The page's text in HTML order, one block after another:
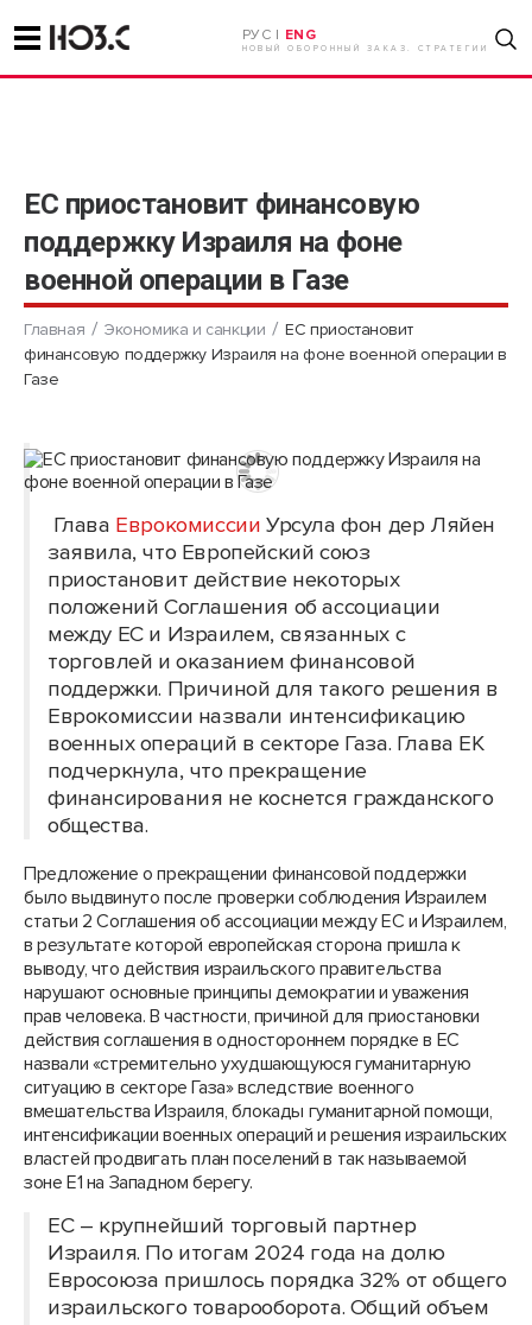
РУС | ENG
НОВЫЙ ОБОРОННЫЙ ЗАКАЗ. СТРАТЕГИИ
ЕС приостановит финансовую
поддержку Израиля на фоне
военной операции в Газе
Главная Экономика и санкции
ЕС приостановит
финансовую поддержку Израиля на фоне военной операции в
Газе
Глава ЕврокомиссииУрсула фон дер Ляйен
заявила, что Европейский союз
приостановит действие некоторых
положений Соглашения об ассоциации
между ЕС и Израилем, связанных с
торговлей и оказанием финансовой
поддержки. Причиной для такого решения в
Еврокомиссии назвали интенсификацию
военных операций в секторе Газа. Глава ЕК
подчеркнула, что прекращение
финансирования не коснется гражданского
общества.
Предложение о прекращении финансовой поддержки
было выдвинуто после проверки соблюдения Израилем
статьи 2 Соглашения об ассоциации между ЕС и Израилем,
в результате которой европейская сторона пришла к
выводу, что действия израильского правительства
нарушают основные принципы демократии и уважения
прав человека. В частности, причиной для приостановки
действия соглашения в одностороннем порядке в ЕС
назвали «стремительно ухудшающуюся гуманитарную
ситуацию в секторе Газа» вследствие военного
вмешательства Израиля, блокады гуманитарной помощи,
интенсификации военных операций и решения израильских
властей продвигать план поселений в так называемой
зоне E1 на Западном берегу.
ЕС – крупнейший торговый партнер
Израиля. По итогам 2024 года на долю
Евросоюза пришлось порядка 32% от общего
израильского товарооборота. Общий объем